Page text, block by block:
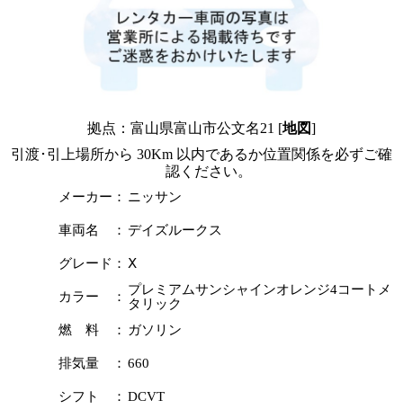
拠点：富山県富山市公文名21 [地図]
引渡･引上場所から 30Km 以内であるか位置関係を必ずご確
認ください。
メーカー： ニッサン
車両名 ： デイズルークス
グレード： Ⅹ
カラー ： プレミアムサンシャインオレンジ4コートメ
タリック
燃 料 ： ガソリン
排気量 ： 660
シフト ： DCVT